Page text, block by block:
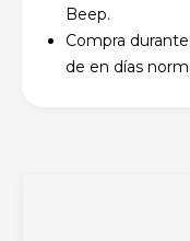
Beep.
Compra
de en días